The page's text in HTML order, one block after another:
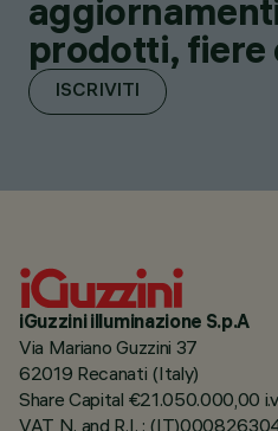
prodotti, fiere
ISCRIVITI
iGuzzini illuminazione S.p.A
Via Mariano Guzzini 37
62019 Recanati (Italy)
Share Capital €21.050.000,00
VAT N. and R.I. :